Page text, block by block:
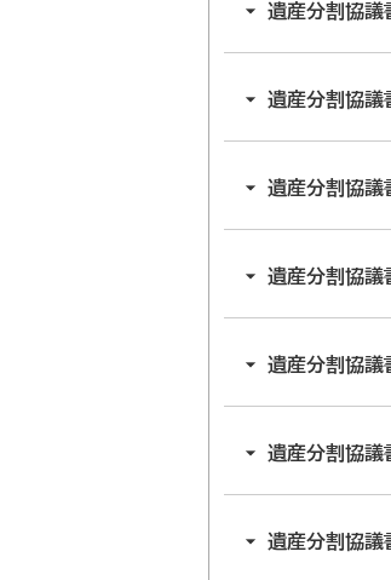
遺産分割協議
遺産分割協議
遺産分割協議
遺産分割協議
遺産分割協議
遺産分割協議
遺産分割協議